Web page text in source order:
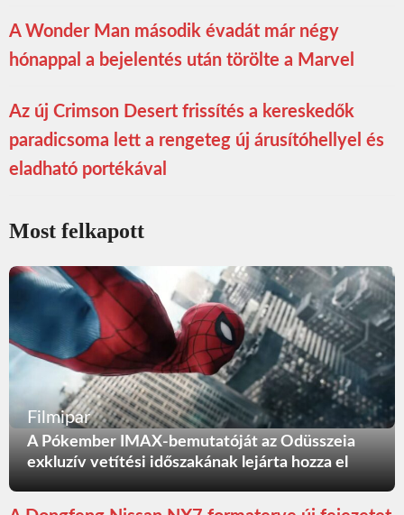
A Wonder Man második évadát már négy
hónappal a bejelentés után törölte a Marvel
Az új Crimson Desert frissítés a kereskedők
paradicsoma lett a rengeteg új árusítóhellyel és
eladható portékával
Most felkapott
Filmipar
A Pókember IMAX-bemutatóját az Odüsszeia
exkluzív vetítési időszakának lejárta hozza el